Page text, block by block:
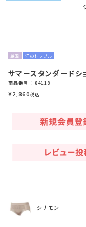
綿混 汗のトラブル
サマースタンダードシ
商品番号 84118
¥2,860税込
シナモン